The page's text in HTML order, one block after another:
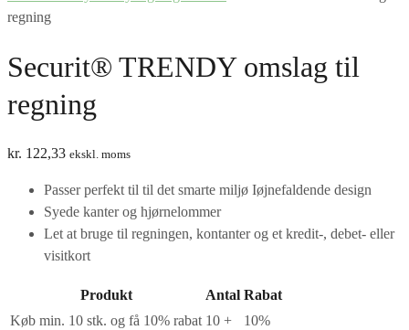
regning
Securit® TRENDY omslag til
regning
kr. 122,33 ekskl. moms
Passer perfekt til til det smarte miljø Iøjnefaldende design
Syede kanter og hjørnelommer
Let at bruge til regningen, kontanter og et kredit-, debet- eller
visitkort
Produkt Antal Rabat
Køb min. 10 stk. og få 10% rabat 10 +
10%